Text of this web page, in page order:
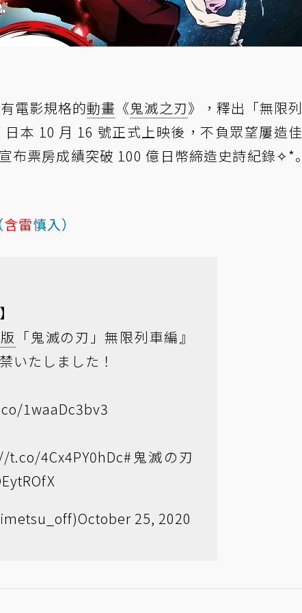
電影規格的動畫 《鬼滅之刃》，釋出「無限列
本 10 月 16 號正式上映後，不負眾望屢造佳
布票房成績突破 100 億日幣締造史詩紀錄✧*｡
含雷慎入）
「鬼滅の刃」無限列車編』
いたしました！
1waaDc3bv3
t.co/4Cx4PY0hDc#鬼滅の刃
October 25, 2020